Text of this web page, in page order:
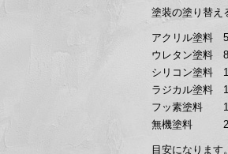
塗装の塗り替え
アクリル塗料
ウレタン塗料
シリコン塗料
ラジカル塗料
フッ素塗料
無機塗料 20
目安になります。